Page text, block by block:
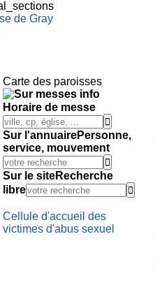
Carte des paroisses
Horaire de messe
Sur l'annuairePersonne,
service, mouvement
Sur le siteRecherche
libre
Cellule d'accueil des
victimes d'abus sexuel